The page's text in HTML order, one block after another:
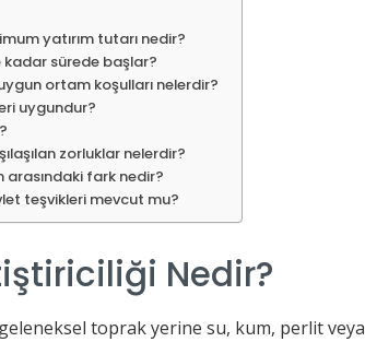
yatırım tutarı nedir?
kadar sürede başlar?
ortam koşulları nelerdir?
uygundur?
zorluklar nelerdir?
arasındaki fark nedir?
teşvikleri mevcut mu?
Nedir?
toprak yerine su, kum, perlit veya